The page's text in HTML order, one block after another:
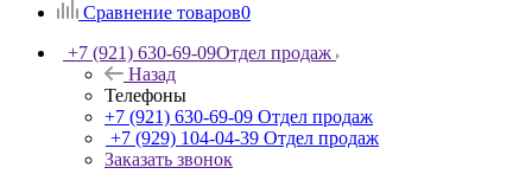
Сравнение товаров0
+7 (921) 630-69-09Отдел продаж
Назад
Телефоны
+7 (921) 630-69-09 Отдел продаж
+7 (929) 104-04-39 Отдел продаж
Заказать звонок